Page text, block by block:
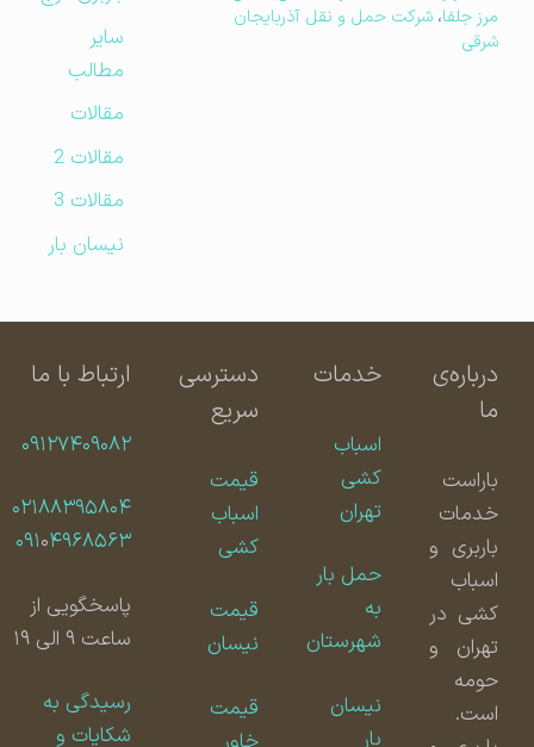
مرز جلفا،شرکت حمل و نقل آذربایجان
شرقی
مطالب
مقالات
مقالات 2
مقالات 3
نیسان بار
درباره‌ی
باراست
خدمات
باربری و
اسباب
کشی در
تهران و
حومه
است.
خدمات
اسباب
کشی
تهران
حمل بار
شهرستان
نیسان
دسترسی
سریع
قیمت
اسباب
کشی
قیمت
نیسان
قیمت
ارتباط با ما
۰۹۱۲۷۴۰۹۰۸۲
۰۲۱۸۸۳۹۵۸۰۴
۰۹۱۰۴۹۶۸۵۶۳
پاسخگویی از
ساعت ۹ الی ۱۹
رسیدگی به
شکایات و